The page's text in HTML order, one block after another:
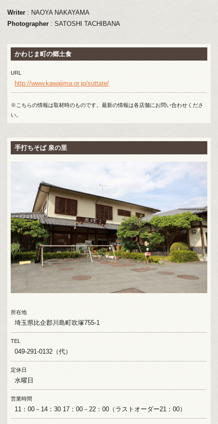
Writer: NAOYA NAKAYAMA
Photographer: SATOSHI TACHIBANA
かわじま町の郷土食
URL
http://www.kawajima.or.jp/suttate/
※こちらの情報は取材時のものです。最新の情報は各店舗にお問い合わせくださ
い。
手打ちそば 泉の里
所在地
埼玉県比企郡川島町吹塚755-1
TEL
049-291-0132（代）
定休日
水曜日
営業時間
11：00－14：30 17：00－22：00（ラストオーダー21：00）